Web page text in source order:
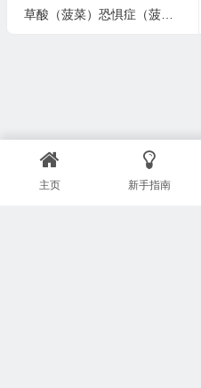
草酸（菠菜）恐惧症（菠菜能生吃吗？草酸是否对健康不利？）
主页 新手指南